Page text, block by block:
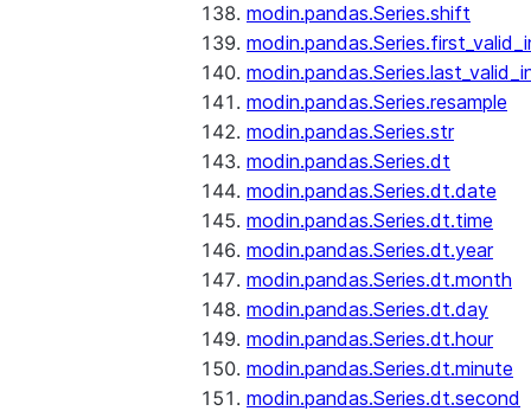
modin.pandas.Series.shift
modin.pandas.Series.resample
modin.pandas.Series.str
modin.pandas.Series.dt
modin.pandas.Series.dt.date
modin.pandas.Series.dt.time
modin.pandas.Series.dt.year
modin.pandas.Series.dt.month
modin.pandas.Series.dt.day
modin.pandas.Series.dt.hour
modin.pandas.Series.dt.minute
modin.pandas.Series.dt.second